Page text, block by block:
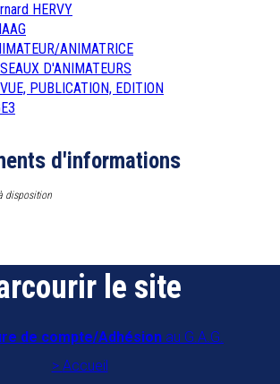
HERVY
ANIMATRICE
D'ANIMATEURS
PUBLICATION, EDITION
d'informations
disposition
le site
de compte/Adhésion au G.A.G.
Accueil